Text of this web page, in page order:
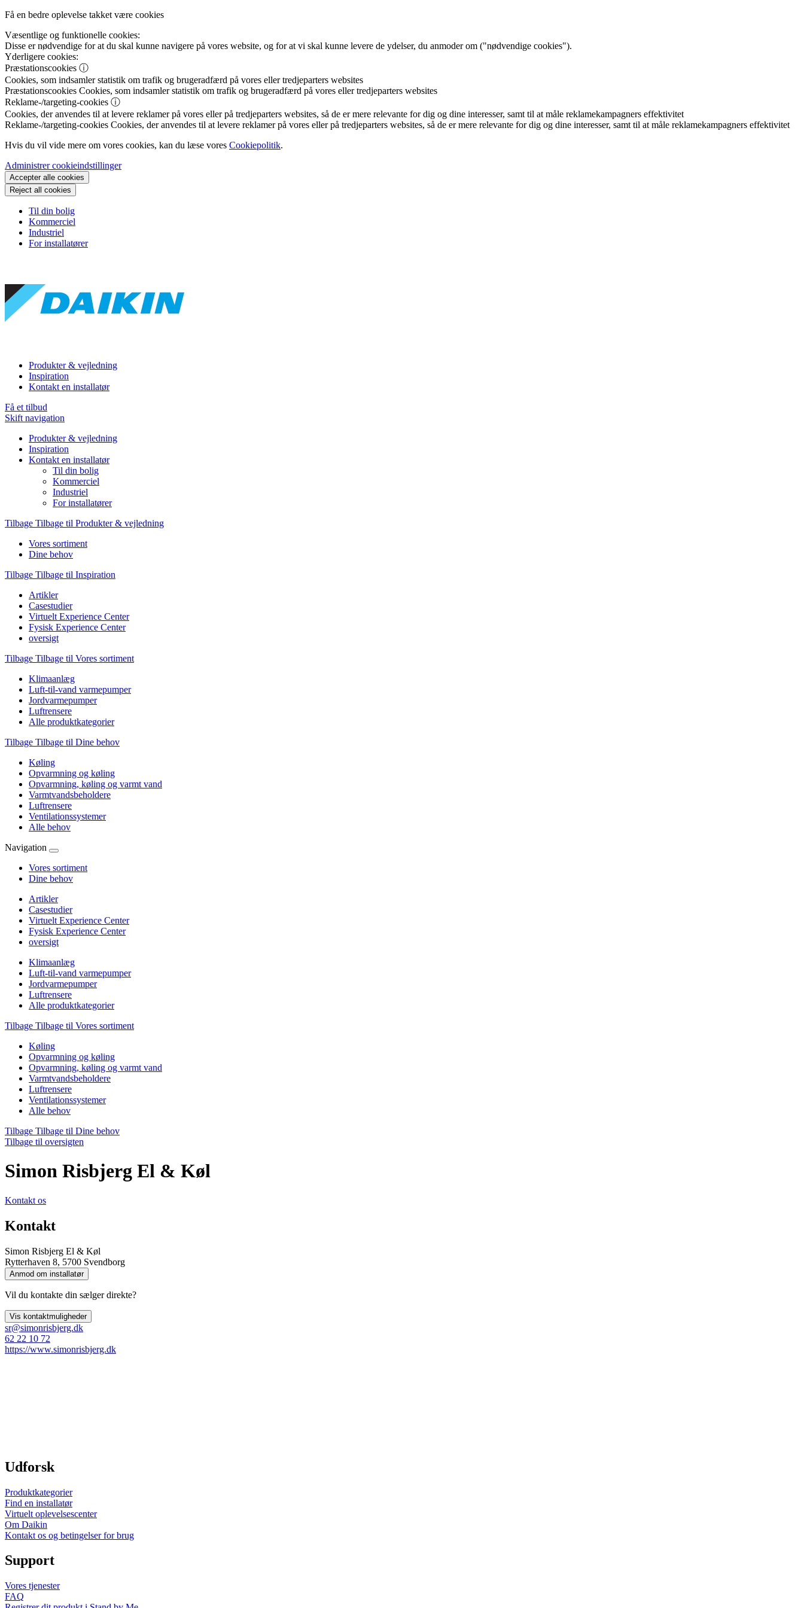
Få en bedre oplevelse takket være cookies
Væsentlige og funktionelle cookies:
Disse er nødvendige for at du skal kunne navigere på vores website, og for at vi skal kunne levere de ydelser, du anmoder om ("nødvendige cookies").
Yderligere cookies:
Præstationscookies ⓘ
Cookies, som indsamler statistik om trafik og brugeradfærd på vores eller tredjeparters websites
Præstationscookies Cookies, som indsamler statistik om trafik og brugeradfærd på vores eller tredjeparters websites
Reklame-/targeting-cookies ⓘ
Cookies, der anvendes til at levere reklamer på vores eller på tredjeparters websites, så de er mere relevante for dig og dine interesser, samt til at måle reklamekampagners effektivitet
Reklame-/targeting-cookies Cookies, der anvendes til at levere reklamer på vores eller på tredjeparters websites, så de er mere relevante for dig og dine interesser, samt til at måle reklamekampagners effektivitet
Hvis du vil vide mere om vores cookies, kan du læse vores Cookiepolitik.
Administrer cookieindstillinger
Accepter alle cookies
Reject all cookies
Til din bolig
Kommerciel
Industriel
For installatører
Produkter & vejledning
Inspiration
Kontakt en installatør
Få et tilbud
Skift navigation
Produkter & vejledning
Inspiration
Kontakt en installatør
Til din bolig
Kommerciel
Industriel
For installatører
Tilbage Tilbage til Produkter & vejledning
Vores sortiment
Dine behov
Tilbage Tilbage til Inspiration
Artikler
Casestudier
Virtuelt Experience Center
Fysisk Experience Center
oversigt
Tilbage Tilbage til Vores sortiment
Klimaanlæg
Luft-til-vand varmepumper
Jordvarmepumper
Luftrensere
Alle produktkategorier
Tilbage Tilbage til Dine behov
Køling
Opvarmning og køling
Opvarmning, køling og varmt vand
Varmtvandsbeholdere
Luftrensere
Ventilationssystemer
Alle behov
Navigation
Vores sortiment
Dine behov
Artikler
Casestudier
Virtuelt Experience Center
Fysisk Experience Center
oversigt
Klimaanlæg
Luft-til-vand varmepumper
Jordvarmepumper
Luftrensere
Alle produktkategorier
Tilbage Tilbage til Vores sortiment
Køling
Opvarmning og køling
Opvarmning, køling og varmt vand
Varmtvandsbeholdere
Luftrensere
Ventilationssystemer
Alle behov
Tilbage Tilbage til Dine behov
Tilbage til oversigten
Simon Risbjerg El & Køl
Kontakt os
Kontakt
Simon Risbjerg El & Køl
Rytterhaven 8, 5700 Svendborg
Anmod om installatør
Vil du kontakte din sælger direkte?
Vis kontaktmuligheder
sr@simonrisbjerg.dk
62 22 10 72
https://www.simonrisbjerg.dk
Udforsk
Produktkategorier
Find en installatør
Virtuelt oplevelsescenter
Om Daikin
Kontakt os og betingelser for brug
Support
Vores tjenester
FAQ